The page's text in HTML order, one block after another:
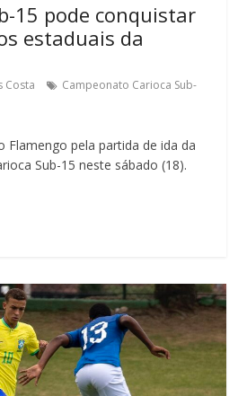
15 pode conquistar
estaduais da
Costa
Campeonato Carioca Sub-
Flamengo pela partida de ida da
Sub-15 neste sábado (18).